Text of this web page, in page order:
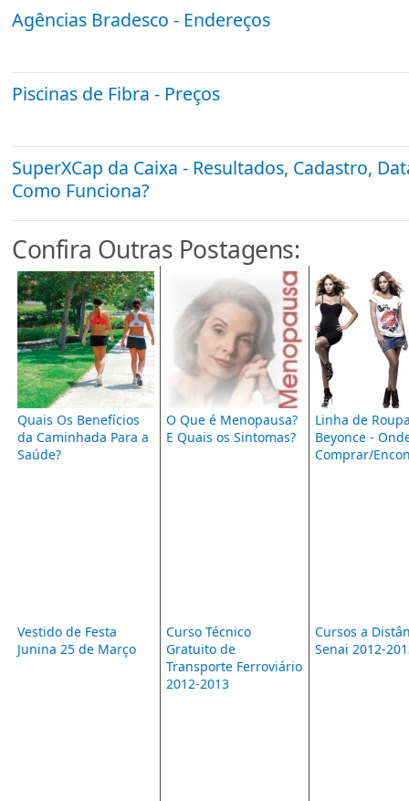
Agências Bradesco - Endereços
Piscinas de Fibra - Preços
SuperXCap da Caixa - Resultados, Cadastro,
Como Funciona?
Confira Outras Postagens:
Quais Os Benefícios
da Caminhada Para a
Saúde?
O Que é Menopausa?
E Quais os Sintomas?
Linha de
Beyonce -
Comprar/
Vestido de Festa
Junina 25 de Março
Curso Técnico
Gratuito de
Transporte Ferroviário
2012-2013
Cursos a
Senai 2012-